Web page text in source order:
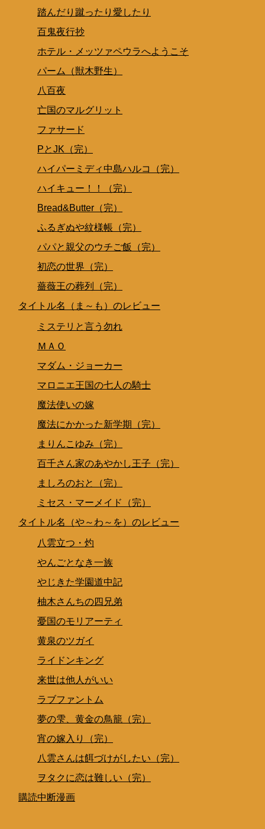
踏んだり蹴ったり愛したり
百鬼夜行抄
ホテル・メッツァペウラへようこそ
パーム（獣木野生）
八百夜
亡国のマルグリット
ファサード
PとJK（完）
ハイパーミディ中島ハルコ（完）
ハイキュー！！（完）
Bread&Butter（完）
ふるぎぬや紋様帳（完）
パパと親父のウチご飯（完）
初恋の世界（完）
薔薇王の葬列（完）
タイトル名（ま～も）のレビュー
ミステリと言う勿れ
ＭＡＯ
マダム・ジョーカー
マロニエ王国の七人の騎士
魔法使いの嫁
魔法にかかった新学期（完）
まりんこゆみ（完）
百千さん家のあやかし王子（完）
ましろのおと（完）
ミセス・マーメイド（完）
タイトル名（や～わ～を）のレビュー
八雲立つ・灼
やんごとなき一族
やじきた学園道中記
柚木さんちの四兄弟
憂国のモリアーティ
黄泉のツガイ
ライドンキング
来世は他人がいい
ラブファントム
夢の雫、黄金の鳥籠（完）
宵の嫁入り（完）
八雲さんは餌づけがしたい（完）
ヲタクに恋は難しい（完）
購読中断漫画